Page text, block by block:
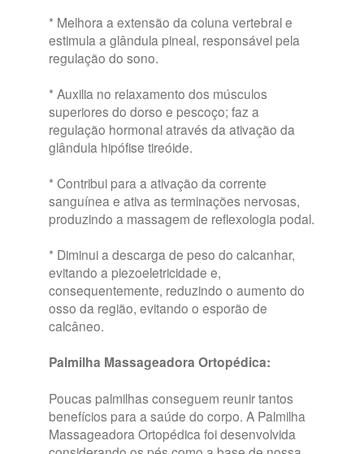
* Melhora a extensão da coluna vertebral e
estimula a glândula pineal, responsável pela
regulação do sono.
* Auxilia no relaxamento dos músculos
superiores do dorso e pescoço; faz a
regulação hormonal através da ativação da
glândula hipófise tireóide.
* Contribui para a ativação da corrente
sanguínea e ativa as terminações nervosas,
produzindo a massagem de reflexologia podal.
* Diminui a descarga de peso do calcanhar,
evitando a piezoeletricidade e,
consequentemente, reduzindo o aumento do
osso da região, evitando o esporão de
calcâneo.
Palmilha Massageadora Ortopédica:
Poucas palmilhas conseguem reunir tantos
benefícios para a saúde do corpo. A Palmilha
Massageadora Ortopédica foi desenvolvida